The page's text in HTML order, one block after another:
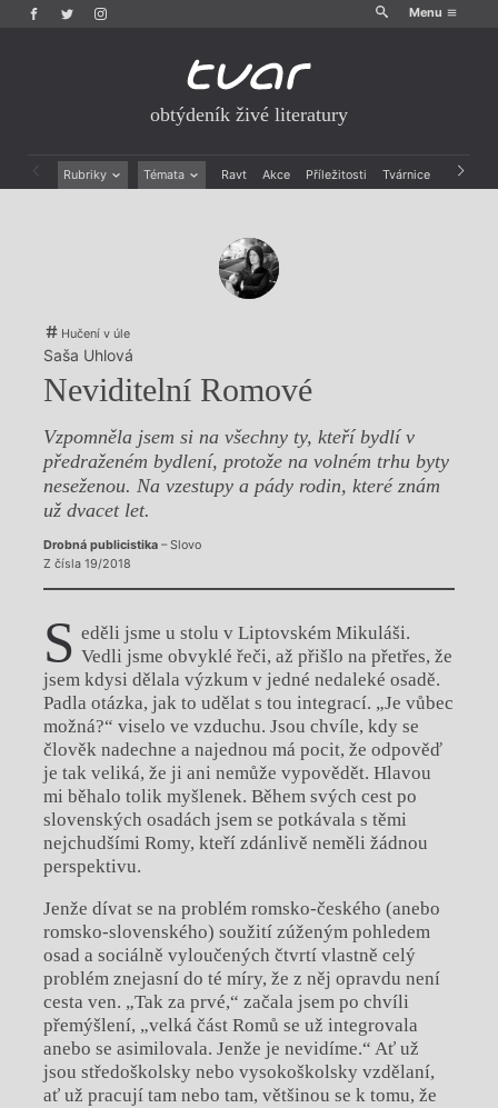
Menu
obtýdeník živé literatury
Rubriky Témata Ravt Akce Příležitosti Tvárnice Archiv
Výroční ceny
Hučení v úle
Saša Uhlová
Neviditelní Romové
Vzpomněla jsem si na všechny ty, kteří bydlí v
předraženém bydlení, protože na volném trhu byty
neseženou. Na vzestupy a pády rodin, které znám
už dvacet let.
Drobná publicistika– Slovo
Z čísla 19/2018
S eděli jsme u stolu v Liptovském Mikuláši.
Vedli jsme obvyklé řeči, až přišlo na přetřes, že
jsem kdysi dělala výzkum v jedné nedaleké osadě.
Padla otázka, jak to udělat s tou integrací. „Je vůbec
možná?“ viselo ve vzduchu. Jsou chvíle, kdy se
člověk nadechne a najednou má pocit, že odpověď
je tak veliká, že ji ani nemůže vypovědět. Hlavou
mi běhalo tolik myšlenek. Během svých cest po
slovenských osadách jsem se potkávala s těmi
nejchudšími Romy, kteří zdánlivě neměli žádnou
perspektivu.
Jenže dívat se na problém romsko-českého (anebo
romsko-slovenského) soužití zúženým pohledem
osad a sociálně vyloučených čtvrtí vlastně celý
problém znejasní do té míry, že z něj opravdu není
cesta ven. „Tak za prvé,“ začala jsem po chvíli
přemýšlení, „velká část Romů se už integrovala
anebo se asimilovala. Jenže je nevidíme.“ Ať už
jsou středoškolsky nebo vysokoškolsky vzdělaní,
ať už pracují tam nebo tam, většinou se k tomu, že